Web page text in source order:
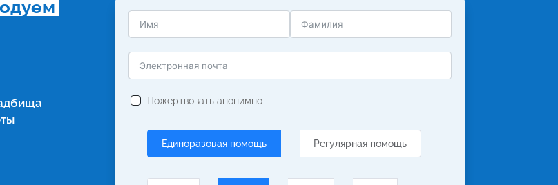
Пожертвовать анонимно
Единоразовая помощь Регулярная помощь